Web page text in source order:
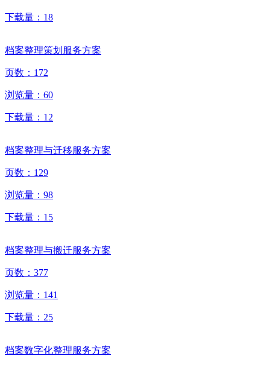
下载量： 18
档案整理策划服务方案
页数： 172
浏览量： 60
下载量： 12
档案整理与迁移服务方案
页数： 129
浏览量： 98
下载量： 15
档案整理与搬迁服务方案
页数： 377
浏览量： 141
下载量： 25
档案数字化整理服务方案